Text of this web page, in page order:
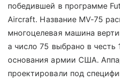
победившей в программе
Aircraft. Название MV-75
многоцелевая машина
а число 75 выбрано в честь
основания армии США.
проектировали под